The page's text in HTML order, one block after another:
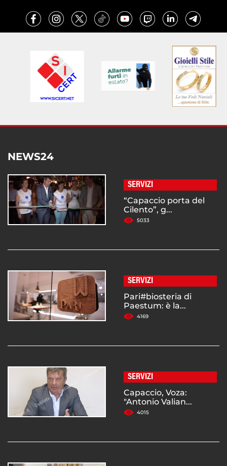
NEWS24
SERVIZI
“Capaccio porta del
Cilento”, g...
5033
SERVIZI
Pari#biosteria di
Paestum: è la...
4169
SERVIZI
Capaccio, Voza:
"Antonio Valian...
4015